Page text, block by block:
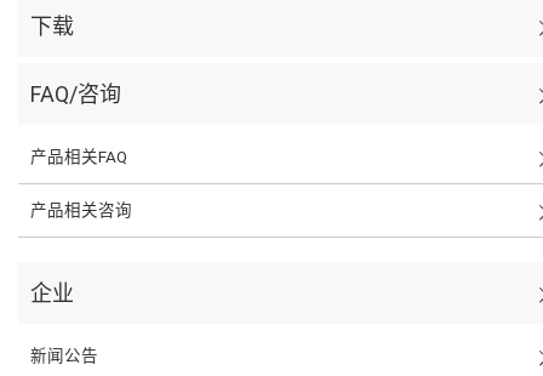
下载
FAQ/咨询
产品相关FAQ
产品相关咨询
企业
新闻公告